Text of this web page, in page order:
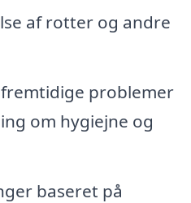
af rotter og andre
problemer
om hygiejne og
baseret på